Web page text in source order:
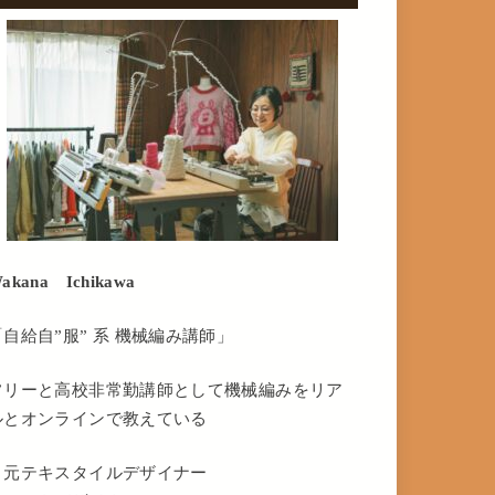
Ichikawa
自給自”服” 系 機械編み講師」
リーと高校非常勤講師として機械編みをリア
とオンラインで教えている
元テキスタイルデザイナー